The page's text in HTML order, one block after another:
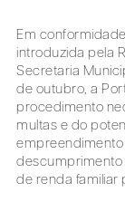
Em
introduzida pela
Secretaria
de outubro, a
procedimento
multas e do
empreendimento
descumprimento
de renda familiar